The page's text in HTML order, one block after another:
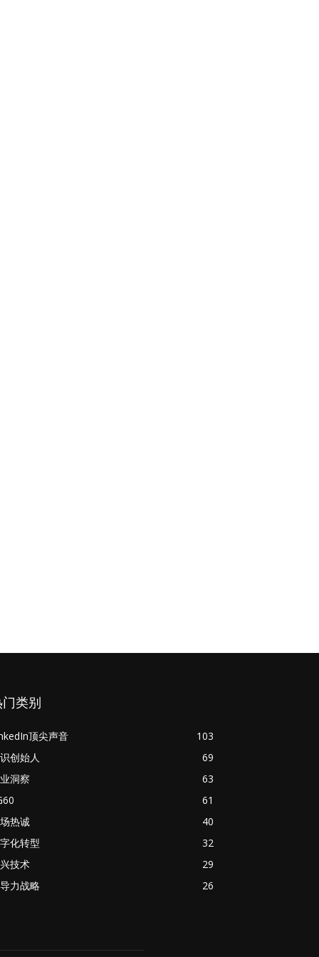
门类别
顶尖声音
103
创始人
69
洞察
63
61
热诚
40
化转型
32
技术
29
力战略
26